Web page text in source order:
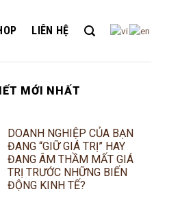
LIÊN HỆ
MỚI NHẤT
DOANH NGHIỆP CỦA BẠN
ĐANG “GIỮ GIÁ TRỊ” HAY
ĐANG ÂM THẦM MẤT GIÁ
TRỊ TRƯỚC NHỮNG BIẾN
ĐỘNG KINH TẾ?